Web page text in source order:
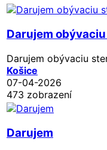
Darujem
Darujem obývaciu
Košice
07-04-2026
473 zobrazení
Darujem